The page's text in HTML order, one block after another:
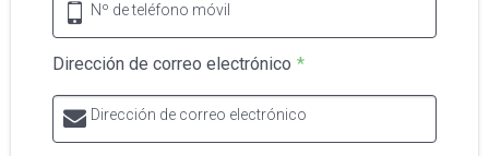
Nº de teléfono móvil
Dirección de correo electrónico *
Dirección de correo electrónico